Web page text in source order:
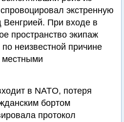
экстренную
Венгрией. При входе в
пространство экипаж
неизвестной причине
местными
в NATO, потеря
бортом
протокол